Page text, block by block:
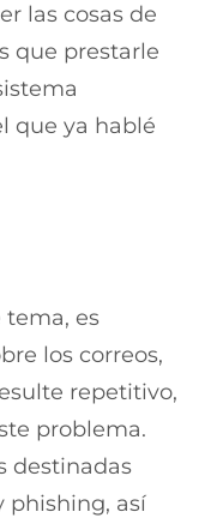
las cosas de
que prestarle
que ya hablé
tema, es
los correos,
repetitivo,
problema.
destinadas
phishing, así